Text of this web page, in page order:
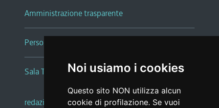
Noi usiamo i cookies
Questo sito NON utilizza alcun
cookie di profilazione. Se vuoi
Amministrazione trasparente
Persone e Uffici
Sala Tiziano Tessitori
redazione web |note legali |glossario